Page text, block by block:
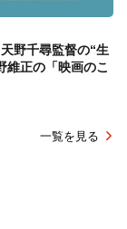
野千尋監督の“生
維正の「映画のこ
一覧を見る